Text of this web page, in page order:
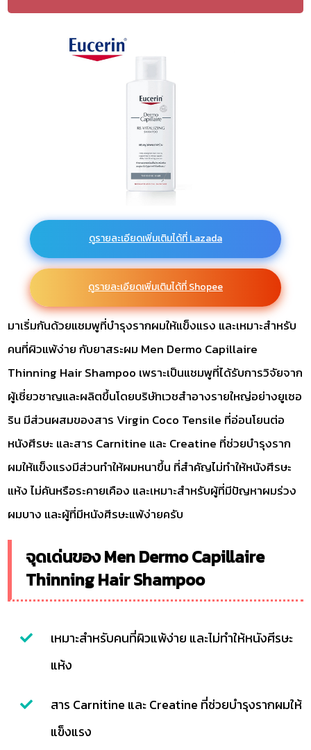
ดูรายละเอียดเพิ่มเติมได้ที่ Lazada
ดูรายละเอียดเพิ่มเติมได้ที่ Shopee
มาเริ่มกันด้วยแชมพูที่บำรุงรากผมให้แข็งแรง และเหมาะสำหรับ
คนที่ผิวแพ้ง่าย กับยาสระผม Men Dermo Capillaire
Thinning Hair Shampoo เพราะเป็นแชมพูที่ได้รับการวิจัยจาก
ผู้เชี่ยวชาญและผลิตขึ้นโดยบริษัทเวชสำอางรายใหญ่อย่างยูเซอ
ริน มีส่วนผสมของสาร Virgin Coco Tensile ที่อ่อนโยนต่อ
หนังศีรษะ และสาร Carnitine และ Creatine ที่ช่วยบำรุงราก
ผมให้แข็งแรงมีส่วนทำให้ผมหนาขึ้น ที่สำคัญไม่ทำให้หนังศีรษะ
แห้ง ไม่คันหรือระคายเคือง และเหมาะสำหรับผู้ที่มีปัญหาผมร่วง
ผมบาง และผู้ที่มีหนังศีรษะแพ้ง่ายครับ
จุดเด่นของ Men Dermo Capillaire
Thinning Hair Shampoo
เหมาะสำหรับคนที่ผิวแพ้ง่าย และไม่ทำให้หนังศีรษะ
แห้ง
สาร Carnitine และ Creatine ที่ช่วยบำรุงรากผมให้
แข็งแรง